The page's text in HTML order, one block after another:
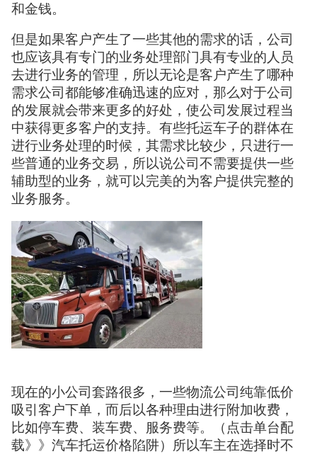
和金钱。
但是如果客户产生了一些其他的需求的话，公司
也应该具有专门的业务处理部门具有专业的人员
去进行业务的管理，所以无论是客户产生了哪种
需求公司都能够准确迅速的应对，那么对于公司
的发展就会带来更多的好处，使公司发展过程当
中获得更多客户的支持。有些托运车子的群体在
进行业务处理的时候，其需求比较少，只进行一
些普通的业务交易，所以说公司不需要提供一些
辅助型的业务，就可以完美的为客户提供完整的
业务服务。
现在的小公司套路很多，一些物流公司纯靠低价
吸引客户下单，而后以各种理由进行附加收费，
比如停车费、装车费、服务费等。（点击单台配
载》》汽车托运价格陷阱）所以车主在选择时不